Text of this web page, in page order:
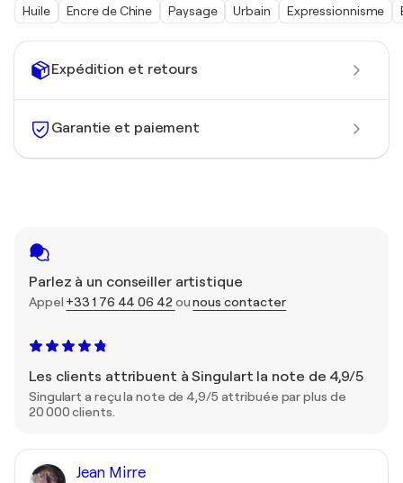
Expédition et retours
Garantie et paiement
Parlez à un conseiller artistique
Appel +33 1 76 44 06 42 ounous contacter
Les clients attribuent à Singulart la note de 4,9/5
Singulart a reçu la note de 4,9/5 attribuée par plus de
20 000 clients.
Jean Mirre
Huile Encre de Chine Paysage Urbain Expressionnisme